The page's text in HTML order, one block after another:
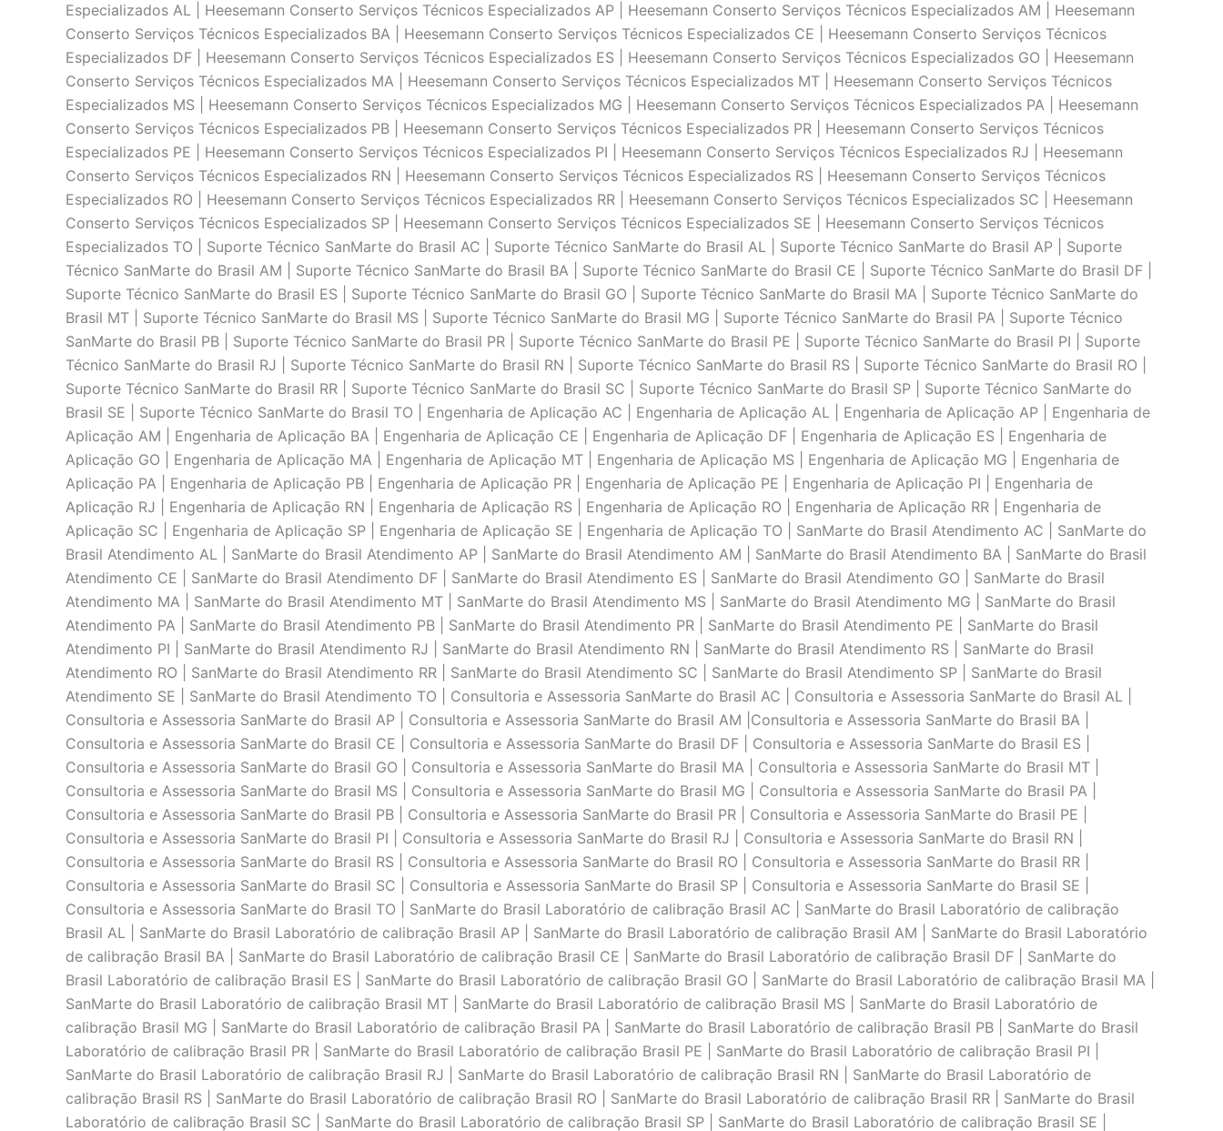
Especializados AL | Heesemann Conserto Serviços Técnicos Especializados AP | Heesemann Conserto Serviços Técnicos Especializados AM | Heesemann
Conserto Serviços Técnicos Especializados BA | Heesemann Conserto Serviços Técnicos Especializados CE | Heesemann Conserto Serviços Técnicos
Especializados DF | Heesemann Conserto Serviços Técnicos Especializados ES | Heesemann Conserto Serviços Técnicos Especializados GO | Heesemann
Conserto Serviços Técnicos Especializados MA | Heesemann Conserto Serviços Técnicos Especializados MT | Heesemann Conserto Serviços Técnicos
Especializados MS | Heesemann Conserto Serviços Técnicos Especializados MG | Heesemann Conserto Serviços Técnicos Especializados PA | Heesemann
Conserto Serviços Técnicos Especializados PB | Heesemann Conserto Serviços Técnicos Especializados PR | Heesemann Conserto Serviços Técnicos
Especializados PE | Heesemann Conserto Serviços Técnicos Especializados PI | Heesemann Conserto Serviços Técnicos Especializados RJ | Heesemann
Conserto Serviços Técnicos Especializados RN | Heesemann Conserto Serviços Técnicos Especializados RS | Heesemann Conserto Serviços Técnicos
Especializados RO | Heesemann Conserto Serviços Técnicos Especializados RR | Heesemann Conserto Serviços Técnicos Especializados SC | Heesemann
Conserto Serviços Técnicos Especializados SP | Heesemann Conserto Serviços Técnicos Especializados SE | Heesemann Conserto Serviços Técnicos
Especializados TO | Suporte Técnico SanMarte do Brasil AC | Suporte Técnico SanMarte do Brasil AL | Suporte Técnico SanMarte do Brasil AP | Suporte
Técnico SanMarte do Brasil AM | Suporte Técnico SanMarte do Brasil BA | Suporte Técnico SanMarte do Brasil CE | Suporte Técnico SanMarte do Brasil DF |
Suporte Técnico SanMarte do Brasil ES | Suporte Técnico SanMarte do Brasil GO | Suporte Técnico SanMarte do Brasil MA | Suporte Técnico SanMarte do
Brasil MT | Suporte Técnico SanMarte do Brasil MS | Suporte Técnico SanMarte do Brasil MG | Suporte Técnico SanMarte do Brasil PA | Suporte Técnico
SanMarte do Brasil PB | Suporte Técnico SanMarte do Brasil PR | Suporte Técnico SanMarte do Brasil PE | Suporte Técnico SanMarte do Brasil PI | Suporte
Técnico SanMarte do Brasil RJ | Suporte Técnico SanMarte do Brasil RN | Suporte Técnico SanMarte do Brasil RS | Suporte Técnico SanMarte do Brasil RO |
Suporte Técnico SanMarte do Brasil RR | Suporte Técnico SanMarte do Brasil SC | Suporte Técnico SanMarte do Brasil SP | Suporte Técnico SanMarte do
Brasil SE | Suporte Técnico SanMarte do Brasil TO | Engenharia de Aplicaçāo AC | Engenharia de Aplicaçāo AL | Engenharia de Aplicaçāo AP | Engenharia de
Aplicaçāo AM | Engenharia de Aplicaçāo BA | Engenharia de Aplicaçāo CE | Engenharia de Aplicaçāo DF | Engenharia de Aplicaçāo ES | Engenharia de
Aplicaçāo GO | Engenharia de Aplicaçāo MA | Engenharia de Aplicaçāo MT | Engenharia de Aplicaçāo MS | Engenharia de Aplicaçāo MG | Engenharia de
Aplicaçāo PA | Engenharia de Aplicaçāo PB | Engenharia de Aplicaçāo PR | Engenharia de Aplicaçāo PE | Engenharia de Aplicaçāo PI | Engenharia de
Aplicaçāo RJ | Engenharia de Aplicaçāo RN | Engenharia de Aplicaçāo RS | Engenharia de Aplicaçāo RO | Engenharia de Aplicaçāo RR | Engenharia de
Aplicaçāo SC | Engenharia de Aplicaçāo SP | Engenharia de Aplicaçāo SE | Engenharia de Aplicaçāo TO | SanMarte do Brasil Atendimento AC | SanMarte do
Brasil Atendimento AL | SanMarte do Brasil Atendimento AP | SanMarte do Brasil Atendimento AM | SanMarte do Brasil Atendimento BA | SanMarte do Brasil
Atendimento CE | SanMarte do Brasil Atendimento DF | SanMarte do Brasil Atendimento ES | SanMarte do Brasil Atendimento GO | SanMarte do Brasil
Atendimento MA | SanMarte do Brasil Atendimento MT | SanMarte do Brasil Atendimento MS | SanMarte do Brasil Atendimento MG | SanMarte do Brasil
Atendimento PA | SanMarte do Brasil Atendimento PB | SanMarte do Brasil Atendimento PR | SanMarte do Brasil Atendimento PE | SanMarte do Brasil
Atendimento PI | SanMarte do Brasil Atendimento RJ | SanMarte do Brasil Atendimento RN | SanMarte do Brasil Atendimento RS | SanMarte do Brasil
Atendimento RO | SanMarte do Brasil Atendimento RR | SanMarte do Brasil Atendimento SC | SanMarte do Brasil Atendimento SP | SanMarte do Brasil
Atendimento SE | SanMarte do Brasil Atendimento TO | Consultoria e Assessoria SanMarte do Brasil AC | Consultoria e Assessoria SanMarte do Brasil AL |
Consultoria e Assessoria SanMarte do Brasil AP | Consultoria e Assessoria SanMarte do Brasil AM |Consultoria e Assessoria SanMarte do Brasil BA |
Consultoria e Assessoria SanMarte do Brasil CE | Consultoria e Assessoria SanMarte do Brasil DF | Consultoria e Assessoria SanMarte do Brasil ES |
Consultoria e Assessoria SanMarte do Brasil GO | Consultoria e Assessoria SanMarte do Brasil MA | Consultoria e Assessoria SanMarte do Brasil MT |
Consultoria e Assessoria SanMarte do Brasil MS | Consultoria e Assessoria SanMarte do Brasil MG | Consultoria e Assessoria SanMarte do Brasil PA |
Consultoria e Assessoria SanMarte do Brasil PB | Consultoria e Assessoria SanMarte do Brasil PR | Consultoria e Assessoria SanMarte do Brasil PE |
Consultoria e Assessoria SanMarte do Brasil PI | Consultoria e Assessoria SanMarte do Brasil RJ | Consultoria e Assessoria SanMarte do Brasil RN |
Consultoria e Assessoria SanMarte do Brasil RS | Consultoria e Assessoria SanMarte do Brasil RO | Consultoria e Assessoria SanMarte do Brasil RR |
Consultoria e Assessoria SanMarte do Brasil SC | Consultoria e Assessoria SanMarte do Brasil SP | Consultoria e Assessoria SanMarte do Brasil SE |
Consultoria e Assessoria SanMarte do Brasil TO | SanMarte do Brasil Laboratório de calibraçāo Brasil AC | SanMarte do Brasil Laboratório de calibraçāo
Brasil AL | SanMarte do Brasil Laboratório de calibraçāo Brasil AP | SanMarte do Brasil Laboratório de calibraçāo Brasil AM | SanMarte do Brasil Laboratório
de calibraçāo Brasil BA | SanMarte do Brasil Laboratório de calibraçāo Brasil CE | SanMarte do Brasil Laboratório de calibraçāo Brasil DF | SanMarte do
Brasil Laboratório de calibraçāo Brasil ES | SanMarte do Brasil Laboratório de calibraçāo Brasil GO | SanMarte do Brasil Laboratório de calibraçāo Brasil MA |
SanMarte do Brasil Laboratório de calibraçāo Brasil MT | SanMarte do Brasil Laboratório de calibraçāo Brasil MS | SanMarte do Brasil Laboratório de
calibraçāo Brasil MG | SanMarte do Brasil Laboratório de calibraçāo Brasil PA | SanMarte do Brasil Laboratório de calibraçāo Brasil PB | SanMarte do Brasil
Laboratório de calibraçāo Brasil PR | SanMarte do Brasil Laboratório de calibraçāo Brasil PE | SanMarte do Brasil Laboratório de calibraçāo Brasil PI |
SanMarte do Brasil Laboratório de calibraçāo Brasil RJ | SanMarte do Brasil Laboratório de calibraçāo Brasil RN | SanMarte do Brasil Laboratório de
calibraçāo Brasil RS | SanMarte do Brasil Laboratório de calibraçāo Brasil RO | SanMarte do Brasil Laboratório de calibraçāo Brasil RR | SanMarte do Brasil
Laboratório de calibraçāo Brasil SC | SanMarte do Brasil Laboratório de calibraçāo Brasil SP | SanMarte do Brasil Laboratório de calibraçāo Brasil SE |